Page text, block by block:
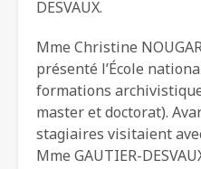
DESVAUX.
Mme Christine
présenté l’École
formations
master et doctorat).
stagiaires visitaient
Mme GAUTIER-